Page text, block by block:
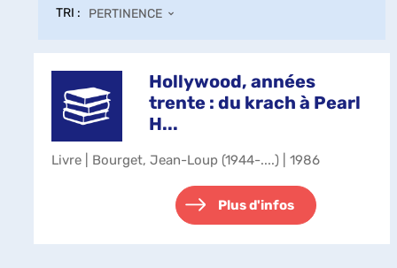
TRI : PERTINENCE
Hollywood, années
trente : du krach à Pearl
H...
Livre | Bourget, Jean-Loup (1944-....) | 1986
Plus d'infos